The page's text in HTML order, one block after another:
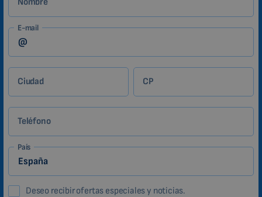
E-mail
Ciudad CP
Teléfono
País
Deseo recibir ofertas especiales y noticias.